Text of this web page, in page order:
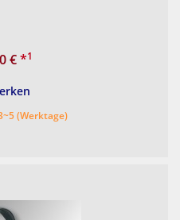
€*1
(Werktage)